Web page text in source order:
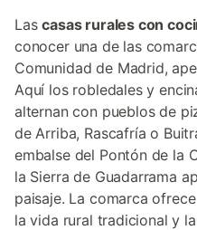
Lascasas rurales con
conocer una de las
Comunidad de Madrid,
Aquí los robledales y
alternan con pueblos de
de Arriba, Rascafría o
embalse del Pontón de la
la Sierra de Guadarrama
paisaje. La comarca
la vida rural tradicional y